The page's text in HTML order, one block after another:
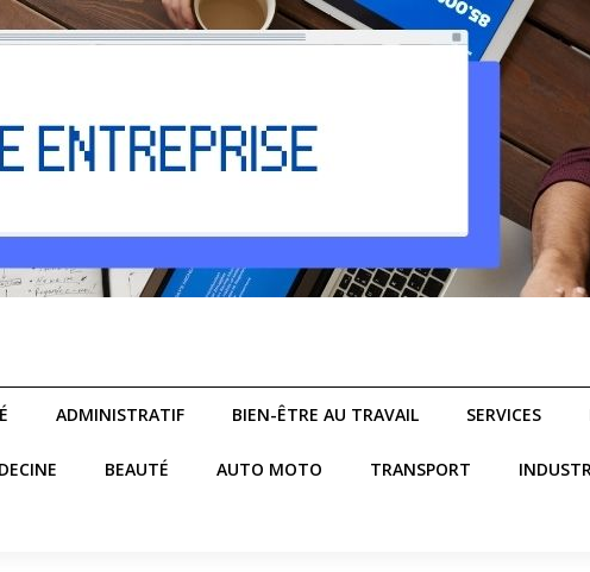
ADMINISTRATIF BIEN-ÊTRE AU TRAVAIL SERVICES
BEAUTÉ AUTO MOTO TRANSPORT